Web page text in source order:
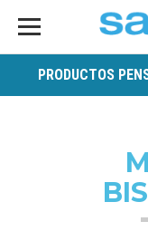
PRODUCTOS